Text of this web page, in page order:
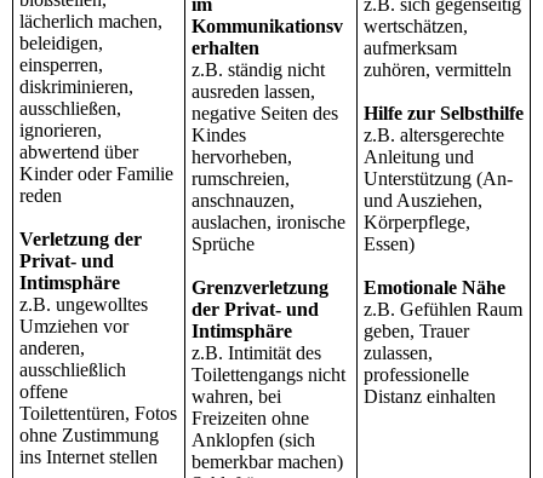
lächerlich machen,
beleidigen,
einsperren,
diskriminieren,
ausschließen,
ignorieren,
abwertend über
Kinder oder Familie
reden
Verletzung der
Privat- und
Intimsphäre
z.B. ungewolltes
Umziehen vor
anderen,
ausschließlich
offene
Toilettentüren, Fotos
ohne Zustimmung
ins Internet stellen
im
Kommunikationsv
erhalten
z.B. ständig nicht
ausreden lassen,
negative Seiten des
Kindes
hervorheben,
rumschreien,
anschnauzen,
auslachen, ironische
Sprüche
Grenzverletzung
der Privat- und
Intimsphäre
z.B. Intimität des
Toilettengangs nicht
wahren, bei
Freizeiten ohne
Anklopfen (sich
bemerkbar machen)
z.B. sich gegenseitig
wertschätzen,
aufmerksam
zuhören, vermitteln
Hilfe zur Selbsthilfe
z.B. altersgerechte
Anleitung und
Unterstützung (An-
und Ausziehen,
Körperpflege,
Essen)
Emotionale Nähe
z.B. Gefühlen Raum
geben, Trauer
zulassen,
professionelle
Distanz einhalten